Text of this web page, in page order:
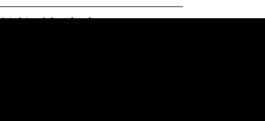
Astreinte soir & week-end